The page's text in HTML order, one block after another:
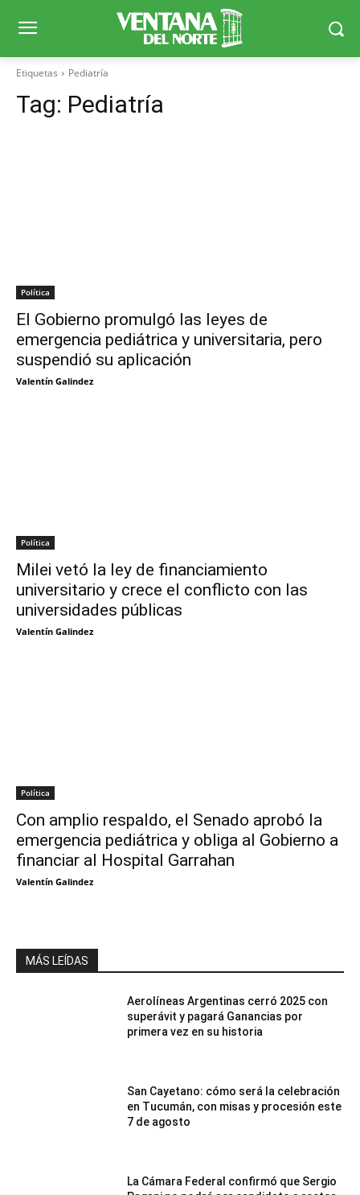
Etiquetas Pediatría
Tag: Pediatría
Política
El Gobierno promulgó las leyes de
emergencia pediátrica y universitaria, pero
suspendió su aplicación
Valentín Galindez
Política
Milei vetó la ley de financiamiento
universitario y crece el conflicto con las
universidades públicas
Valentín Galindez
Política
Con amplio respaldo, el Senado aprobó la
emergencia pediátrica y obliga al Gobierno a
financiar al Hospital Garrahan
Valentín Galindez
MÁS LEÍDAS
Aerolíneas Argentinas cerró 2025 con
superávit y pagará Ganancias por
primera vez en su historia
San Cayetano: cómo será la celebración
en Tucumán, con misas y procesión este
7 de agosto
La Cámara Federal confirmó que Sergio